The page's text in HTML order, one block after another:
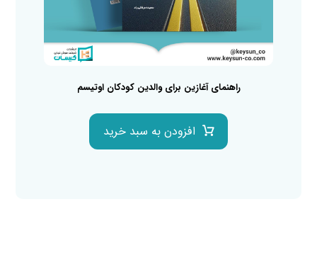
راهنمای آغازین برای والدین کودکان اوتیسم
افزودن به سبد خرید